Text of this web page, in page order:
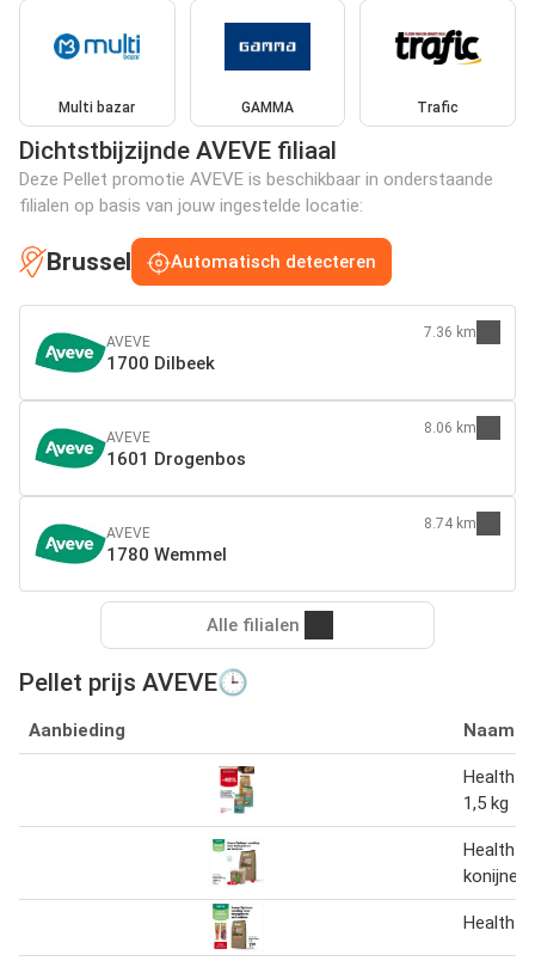
Multi bazar GAMMA Trafic
Dichtstbijzijnde AVEVE filiaal
Deze Pellet promotie AVEVE is beschikbaar in onderstaande
filialen op basis van jouw ingestelde locatie:
Brussel Automatisch detecteren
AVEVE
1700 Dilbeek
7.36 km
AVEVE
1601 Drogenbos
8.06 km
AVEVE
1780 Wemmel
8.74 km
Alle filialen
Pellet prijs AVEVE🕒
Aanbieding Naam
Health
1,5 kg
Health
Health